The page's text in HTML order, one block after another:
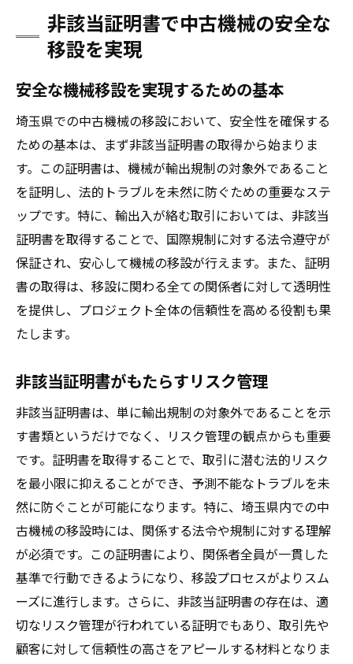
非該当証明書で中古機械の安全な
移設を実現
安全な機械移設を実現するための基本
埼玉県での中古機械の移設において、安全性を確保する
ための基本は、まず非該当証明書の取得から始まりま
す。この証明書は、機械が輸出規制の対象外であること
を証明し、法的トラブルを未然に防ぐための重要なステ
ップです。特に、輸出入が絡む取引においては、非該当
証明書を取得することで、国際規制に対する法令遵守が
保証され、安心して機械の移設が行えます。また、証明
書の取得は、移設に関わる全ての関係者に対して透明性
を提供し、プロジェクト全体の信頼性を高める役割も果
たします。
非該当証明書がもたらすリスク管理
非該当証明書は、単に輸出規制の対象外であることを示
す書類というだけでなく、リスク管理の観点からも重要
です。証明書を取得することで、取引に潜む法的リスク
を最小限に抑えることができ、予測不能なトラブルを未
然に防ぐことが可能になります。特に、埼玉県内での中
古機械の移設時には、関係する法令や規制に対する理解
が必須です。この証明書により、関係者全員が一貫した
基準で行動できるようになり、移設プロセスがよりスム
ーズに進行します。さらに、非該当証明書の存在は、適
切なリスク管理が行われている証明でもあり、取引先や
顧客に対して信頼性の高さをアピールする材料となりま